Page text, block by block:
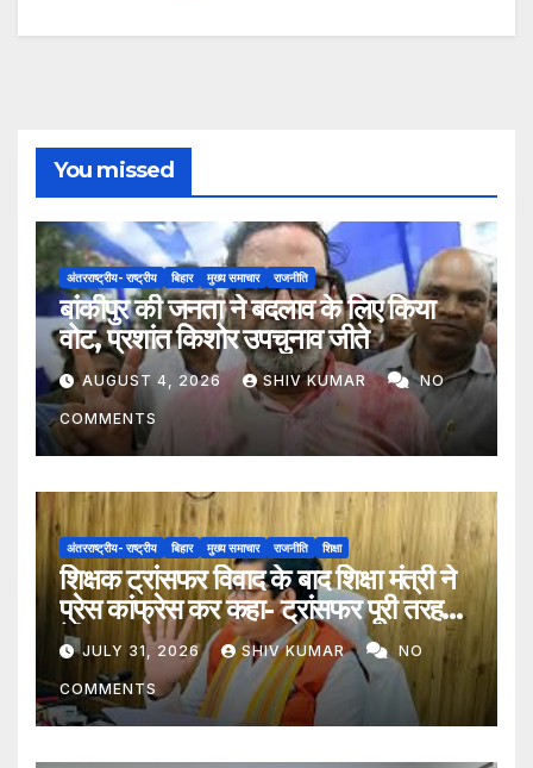
You missed
अंतरराष्ट्रीय- राष्ट्रीय बिहार मुख्य समाचार राजनीति
बांकीपुर की जनता ने बदलाव के लिए किया
वोट, प्रशांत किशोर उपचुनाव जीते
AUGUST 4, 2026 SHIV KUMAR NO
COMMENTS
अंतरराष्ट्रीय- राष्ट्रीय बिहार मुख्य समाचार राजनीति शिक्षा
शिक्षक ट्रांसफर विवाद के बाद शिक्षा मंत्री ने
प्रेस कांफ्रेस कर कहा- ट्रांसफर पूरी तरह
ऐच्छिक
JULY 31, 2026 SHIV KUMAR NO
COMMENTS